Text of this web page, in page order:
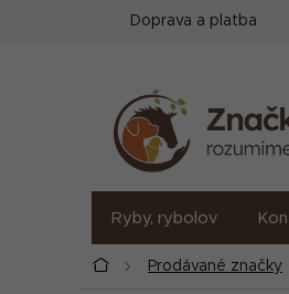
Doprava a platba
Ryby, rybolov
DomůProdávané značky